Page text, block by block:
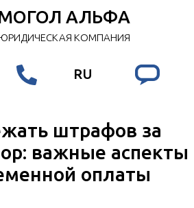
АЛЬФА
КОМПАНИЯ
RU
штрафов за
важные аспекты
оплаты